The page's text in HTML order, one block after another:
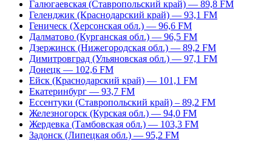
Галюгаевская (Ставропольский край) — 89,8 FM
Геленджик (Краснодарский край) — 93,1 FM
Геническ (Херсонская обл.) — 96,6 FM
Далматово (Курганская обл.) — 96,5 FM
Дзержинск (Нижегородская обл.) — 89,2 FM
Димитровград (Ульяновская обл.) — 97,1 FM
Донецк — 102,6 FM
Ейск (Краснодарский край) — 101,1 FM
Екатеринбург — 93,7 FM
Ессентуки (Ставропольский край) – 89,2 FM
Железногорск (Курская обл.) — 94,0 FM
Жердевка (Тамбовская обл.) — 103,3 FM
Задонск (Липецкая обл.) — 95,2 FM